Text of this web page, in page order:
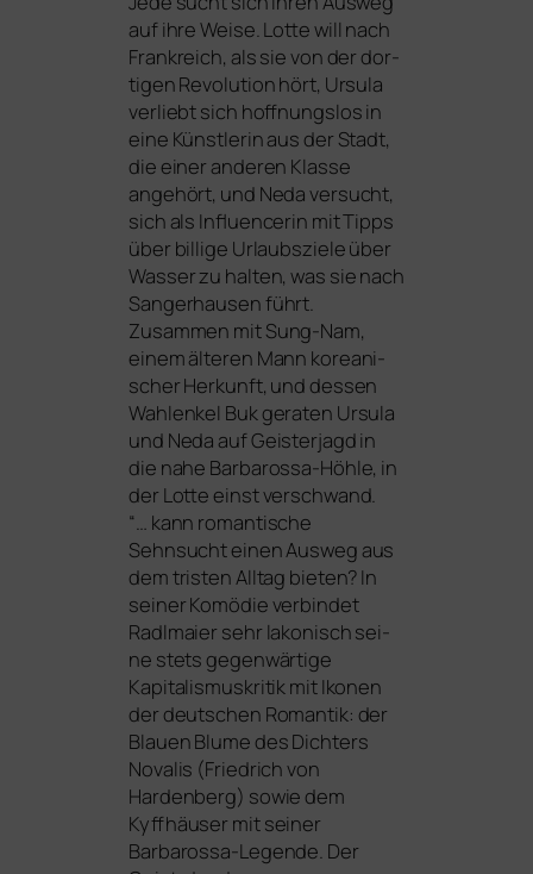
auf ihre Weise. Lotte will nach
Frankreich, als sie von der dor­
ti­gen Revolution hört, Ursula
ver­liebt sich hoff­nungs­los in
eine Künstlerin aus der Stadt,
die einer ande­ren Klasse
ange­hört, und Neda ver­sucht,
sich als Influencerin mit Tipps
über bil­li­ge Urlaubsziele über
Wasser zu hal­ten, was sie nach
Sangerhausen führt.
Zusammen mit Sung-Nam,
einem älte­ren Mann korea­ni­
scher Herkunft, und des­sen
Wahlenkel Buk gera­ten Ursula
und Neda auf Geisterjagd in
die nahe Barbarossa-Höhle, in
der Lotte einst ver­schwand.
“… kann roman­ti­sche
Sehnsucht einen Ausweg aus
dem tris­ten Alltag bie­ten? In
sei­ner Komödie ver­bin­det
Radlmaier sehr lako­nisch sei­
ne stets gegen­wär­ti­ge
Kapitalismuskritik mit Ikonen
der deut­schen Romantik: der
Blauen Blume des Dichters
Novalis (Friedrich von
Hardenberg) sowie dem
Kyffhäuser mit sei­ner
Barbarossa-Legende. Der